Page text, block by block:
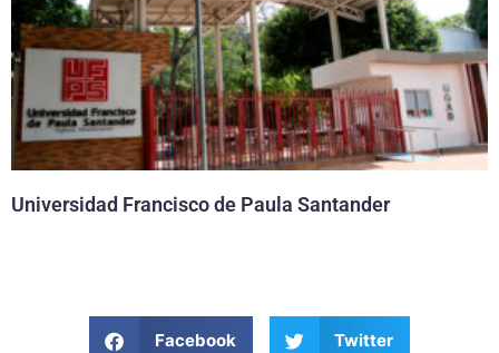
Universidad Francisco de Paula Santander
Facebook Twitter